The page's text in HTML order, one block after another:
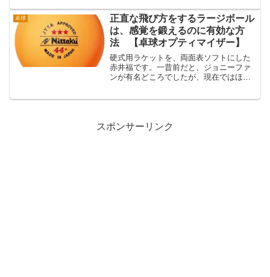
る間は常につけてい...
卓球
正直な飛び方をするラージボール
は、感覚を鍛えるのに有効な方
法 【卓球オプティマイザー】
硬式用ラケットを、両面表ソフトにした
赤井福です。一昔前だと、ジョニーファ
ンが有名どころでしたが、現在ではほと
スポンサーリンク